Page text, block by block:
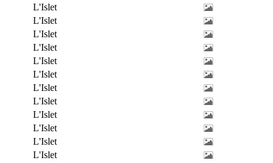
L'Islet
L'Islet
L'Islet
L'Islet
L'Islet
L'Islet
L'Islet
L'Islet
L'Islet
L'Islet
L'Islet
L'Islet